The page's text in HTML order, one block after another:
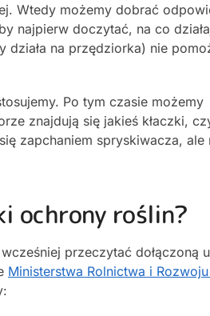
Wtedy możemy dobrać
najpierw doczytać, na co
działa na przędziorka) nie
Po tym czasie możemy
znajdują się jakieś kłaczki,
zapchaniem spryskiwacza, ale
ochrony roślin?
przeczytać dołączoną
Ministerstwa Rolnictwa i